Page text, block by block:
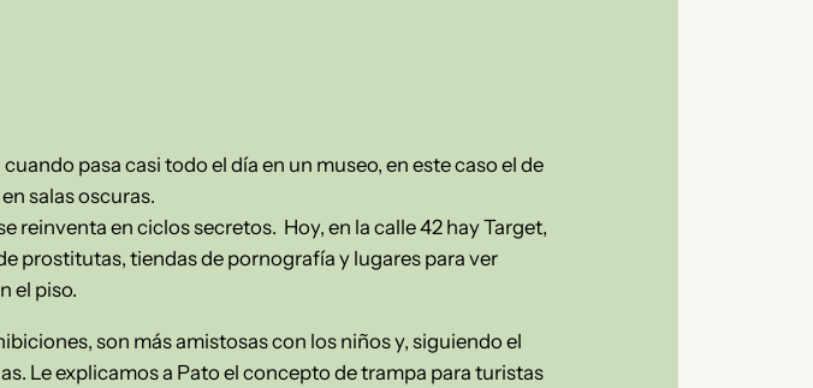
pasa casi todo el día en un museo, en este caso el de
salas oscuras.
reinventa en ciclos secretos. Hoy, en la calle 42 hay Target,
prostitutas, tiendas de pornografía y lugares para ver
el piso.
son más amistosas con los niños y, siguiendo el
Le explicamos a Pato el concepto de trampa para turistas